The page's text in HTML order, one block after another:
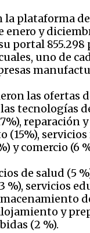
la plataforma
enero y
portal 855.298
uno de
las ofertas
tecnologías
reparación y
y comercio (6
de salud (5
%), servicios
y
(2 %).